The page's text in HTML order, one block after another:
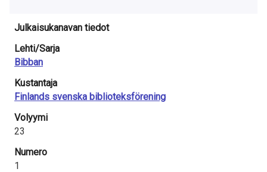
s
s
a
Julkaisukanavan tiedot
Lehti/Sarja
Bibban
Kustantaja
Finlands svenska biblioteksförening
Volyymi
23
Numero
1